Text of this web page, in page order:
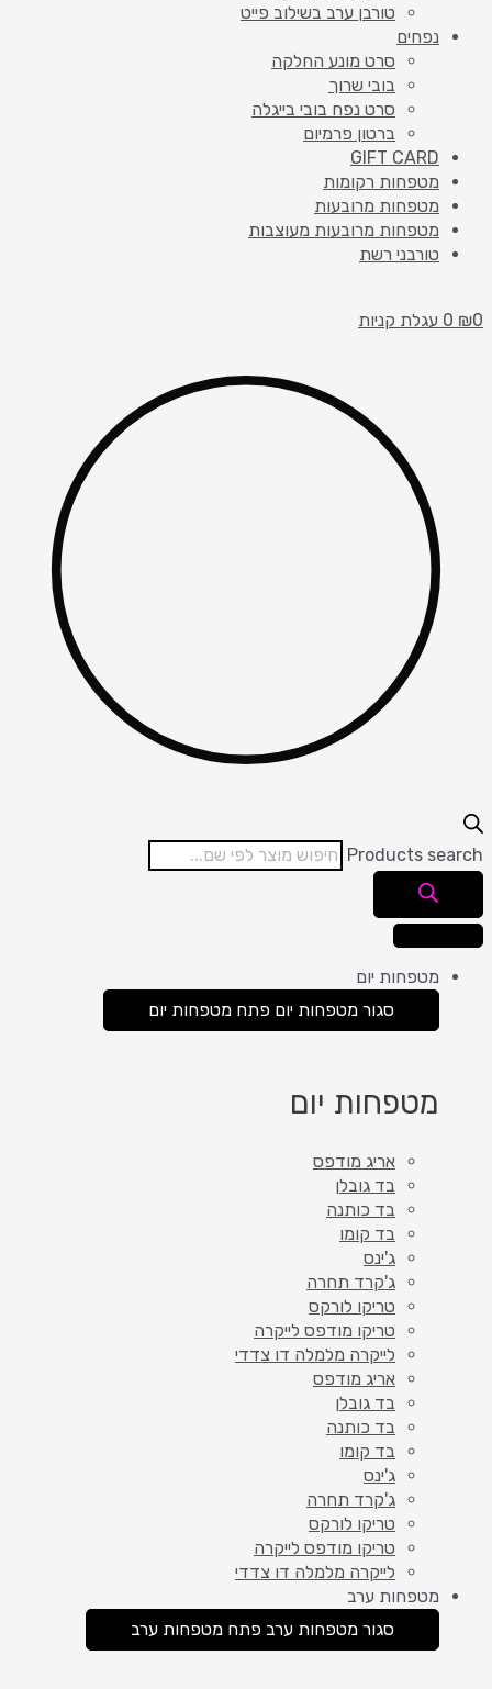
טורבן ערב בשילוב פייט
נפחים
סרט מונע החלקה
בובי שרוך
סרט נפח בובי בייגלה
ברטון פרמיום
GIFT CARD
מטפחות רקומות
מטפחות מרובעות
מטפחות מרובעות מעוצבות
טורבני רשת
₪0
0 עגלת קניות
Products search
מטפחות יום
סגור מטפחות יום פתח מטפחות יום
מטפחות יום
אריג מודפס
בד גובלן
בד כותנה
בד קומו
ג'ינס
ג'קרד תחרה
טריקו לורקס
טריקו מודפס לייקרה
לייקרה מלמלה דו צדדי
אריג מודפס
בד גובלן
בד כותנה
בד קומו
ג'ינס
ג'קרד תחרה
טריקו לורקס
טריקו מודפס לייקרה
לייקרה מלמלה דו צדדי
מטפחות ערב
סגור מטפחות ערב פתח מטפחות ערב